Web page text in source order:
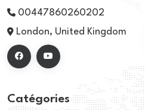
00447860260202
London, United Kingdom
Catégories